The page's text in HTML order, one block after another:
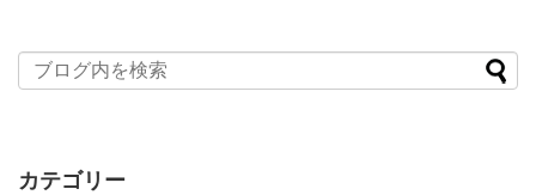
カテゴリー